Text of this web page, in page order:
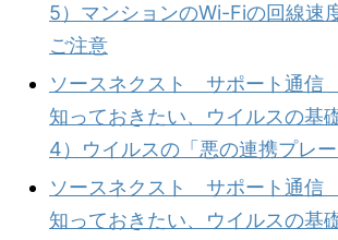
5）マンションのWi-Fiの回線速
ご注意
ソースネクスト サポート通
知っておきたい、ウイルスの基
4）ウイルスの「悪の連携プレー
ソースネクスト サポート通
知っておきたい、ウイルスの基